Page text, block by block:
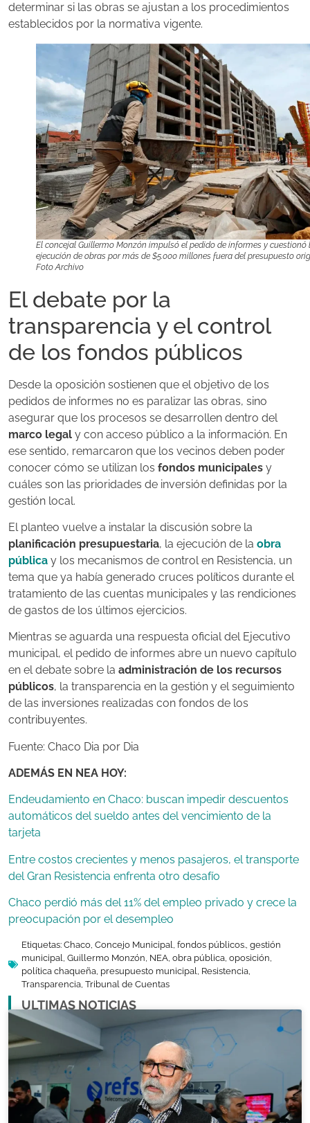
determinar si las obras se ajustan a los procedimientos
establecidos por la normativa vigente.
El concejal Guillermo Monzón impulsó el pedido de informes y cuestionó
ejecución de obras por más de $5.000 millones fuera del presupuesto
Foto Archivo
El debate por la
transparencia y el control
de los fondos públicos
Desde la oposición sostienen que el objetivo de los
pedidos de informes no es paralizar las obras, sino
asegurar que los procesos se desarrollen dentro del
marco legal y con acceso público a la información. En
ese sentido, remarcaron que los vecinos deben poder
conocer cómo se utilizan los fondos municipales y
cuáles son las prioridades de inversión definidas por la
gestión local.
El planteo vuelve a instalar la discusión sobre la
planificación presupuestaria, la ejecución de la obra
pública y los mecanismos de control en Resistencia, un
tema que ya había generado cruces políticos durante el
tratamiento de las cuentas municipales y las rendiciones
de gastos de los últimos ejercicios.
Mientras se aguarda una respuesta oficial del Ejecutivo
municipal, el pedido de informes abre un nuevo capítulo
en el debate sobre la administración de los recursos
públicos, la transparencia en la gestión y el seguimiento
de las inversiones realizadas con fondos de los
contribuyentes.
Fuente: Chaco Dia por Dia
ADEMÁS EN NEA HOY:
Endeudamiento en Chaco: buscan impedir descuentos
automáticos del sueldo antes del vencimiento de la
tarjeta
Entre costos crecientes y menos pasajeros, el transporte
del Gran Resistencia enfrenta otro desafío
Chaco perdió más del 11% del empleo privado y crece la
preocupación por el desempleo
Etiquetas: Chaco Concejo Municipal fondos públicos. gestión
municipal Guillermo Monzón NEA obra pública oposición
política chaqueña presupuesto municipal Resistencia
Transparencia Tribunal de Cuentas
ULTIMAS NOTICIAS